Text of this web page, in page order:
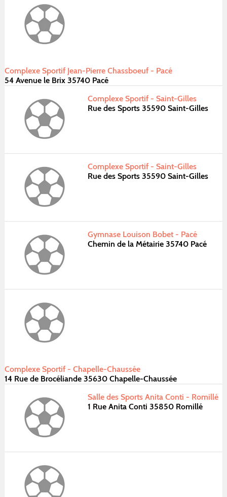
Complexe Sportif Jean-Pierre Chassboeuf - Pacé
54 Avenue le Brix 35740 Pacé
Complexe Sportif - Saint-Gilles
Rue des Sports 35590 Saint-Gilles
Complexe Sportif - Saint-Gilles
Rue des Sports 35590 Saint-Gilles
Gymnase Louison Bobet - Pacé
Chemin de la Métairie 35740 Pacé
Complexe Sportif - Chapelle-Chaussée
14 Rue de Brocéliande 35630 Chapelle-Chaussée
Salle des Sports Anita Conti - Romillé
1 Rue Anita Conti 35850 Romillé